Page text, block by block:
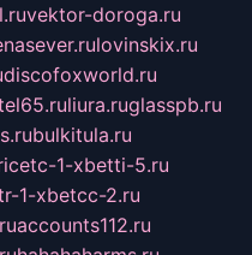
vektor-doroga.ru
lovinskix.ru
discofoxworld.ru
liura.ruglasspb.ru
bulkitula.ru
1-xbetti-5.ru
1-xbetcc-2.ru
accounts112.ru